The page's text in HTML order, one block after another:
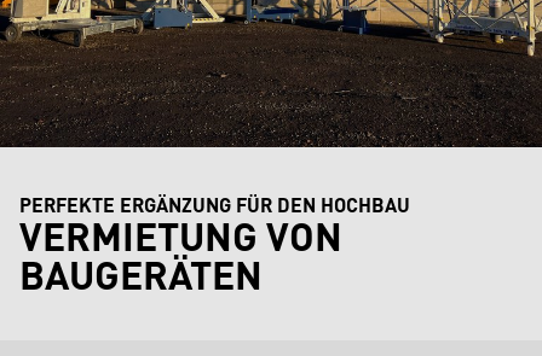
PERFEKTE ERGÄNZUNG FÜR DEN HOCHBAU
VERMIETUNG VON
BAUGERÄTEN